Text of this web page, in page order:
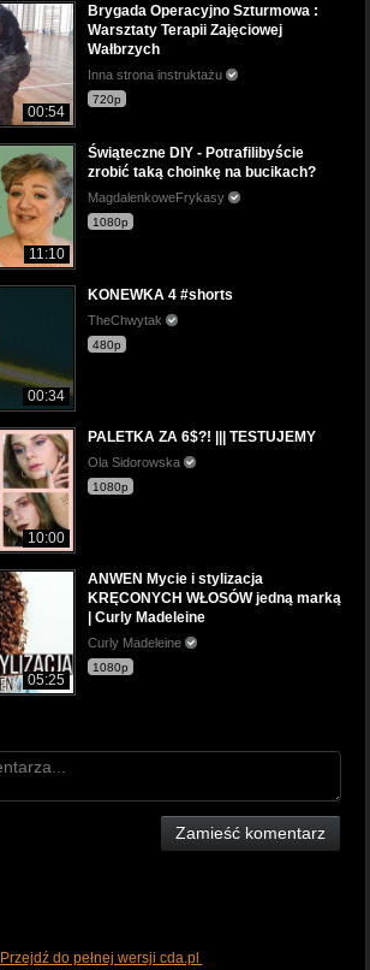
00:54
Brygada Operacyjno Szturmowa :
Warsztaty Terapii Zajęciowej
Wałbrzych
Inna strona instruktażu
720p
11:10
Świąteczne DIY - Potrafilibyście
zrobić taką choinkę na bucikach?
MagdalenkoweFrykasy
1080p
00:34
KONEWKA 4 #shorts
TheChwytak
480p
10:00
PALETKA ZA 6$?! ||| TESTUJEMY
Ola Sidorowska
1080p
05:25
ANWEN Mycie i stylizacja
KRĘCONYCH WŁOSÓW jedną marką
| Curly Madeleine
Curly Madeleine
1080p
Zamieść komentarz
Przejdź do pełnej wersji cda.pl